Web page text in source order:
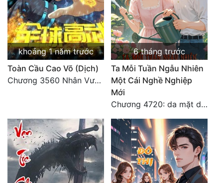
khoảng 1 năm trước
Toàn Cầu Cao Võ (Dịch)
Chương 3560 Nhân Vương trở về - END
6 tháng trước
Ta Mỗi Tuần Ngẫu Nhiên
Một Cái Nghề Nghiệp
Mới
Chương 4720: da mặt dày